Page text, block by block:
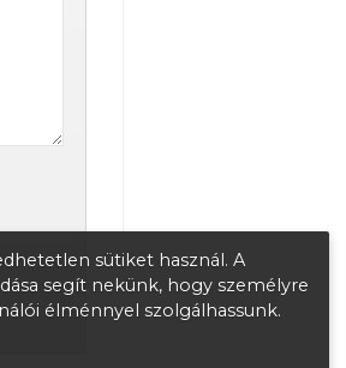
sütiket használ. A
segít nekünk, hogy személyre
élménnyel szolgálhassunk.